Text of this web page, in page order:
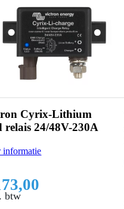
Cyrix-Lithium
relais 24/48V-230A
informatie
btw